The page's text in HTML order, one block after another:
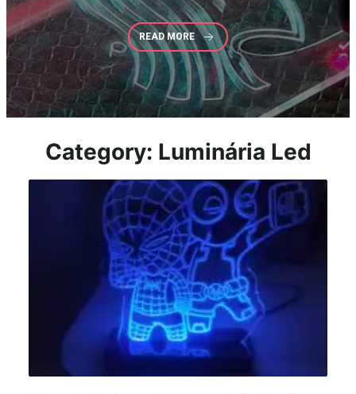
READ MORE
Category: Luminária Led